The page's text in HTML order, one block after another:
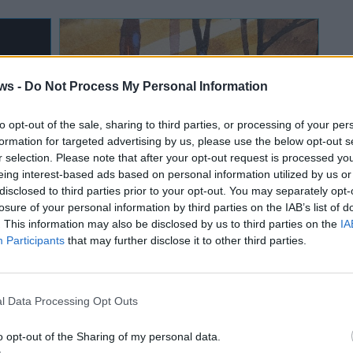
- Do Not Process My Personal Information
opt-out of the sale, sharing to third parties, or processing of your
for targeted advertising by us, please use the below opt-out
selection. Please note that after your opt-out request is processed
interest-based ads based on personal information utilized by us
to third parties prior to your opt-out. You may separately
of your personal information by third parties on the IAB’s list of
This information may also be disclosed by us to third parties on the
Participants that may further disclose it to other third parties.
Data Processing Opt Outs
opt-out of the Sharing of my personal data.
INCONTRI
17 Settembre 2022 - 02 Ottobre 2022
A Laveno Mombello un’expo
fumettisti e cosplayer
Laveno Mombello